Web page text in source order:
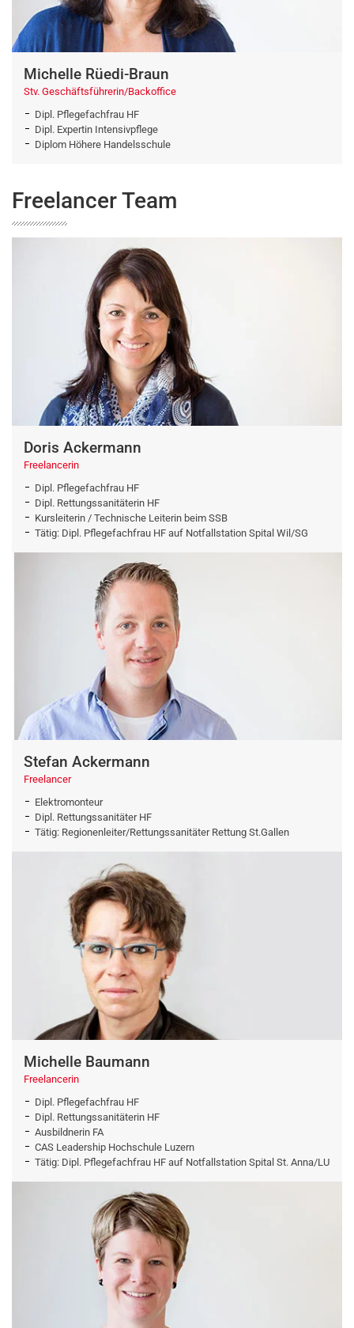
Michelle Rüedi-Braun
Stv. Geschäftsführerin/Backoffice
Dipl. Pflegefachfrau HF
Dipl. Expertin Intensivpflege
Diplom Höhere Handelsschule
Freelancer Team
Doris Ackermann
Freelancerin
Dipl. Pflegefachfrau HF
Dipl. Rettungssanitäterin HF
Kursleiterin / Technische Leiterin beim SSB
Tätig: Dipl. Pflegefachfrau HF auf Notfallstation Spital Wil/SG
Stefan Ackermann
Freelancer
Elektromonteur
Dipl. Rettungssanitäter HF
Tätig: Regionenleiter/Rettungssanitäter Rettung St.Gallen
Michelle Baumann
Freelancerin
Dipl. Pflegefachfrau HF
Dipl. Rettungssanitäterin HF
Ausbildnerin FA
CAS Leadership Hochschule Luzern
Tätig: Dipl. Pflegefachfrau HF auf Notfallstation Spital St. Anna/LU